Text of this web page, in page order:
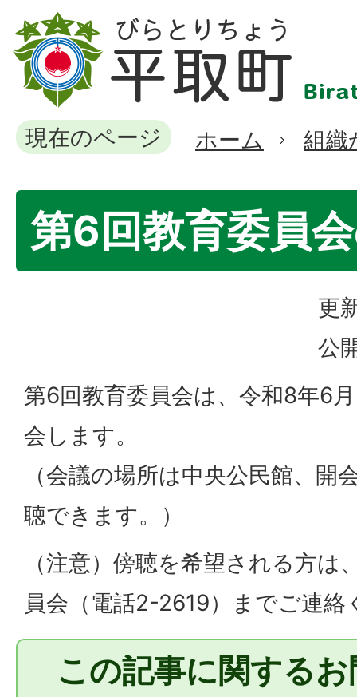
現在のページ ホーム 組織
第6回教育委員
更
公
第6回教育委員会は、令和8年6
会します。
（会議の場所は中央公民館、開
聴できます。）
（注意）傍聴を希望される方は
員会（電話2-2619）までご連絡
この記事に関する